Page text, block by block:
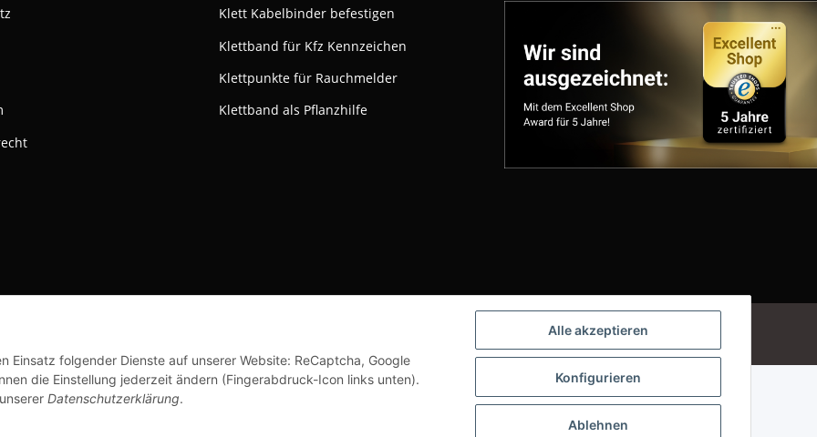
Alle akzeptieren
Konfigurieren
Ablehnen
Einsatz folgender Dienste auf unserer Website: ReCaptcha, Google
die Einstellung jederzeit ändern (Fingerabdruck-Icon links unten).
Datenschutzerklärung.
Klett Kabelbinder befestigen
Klettband für Kfz Kennzeichen
Klettpunkte für Rauchmelder
Klettband als Pflanzhilfe
Powered by